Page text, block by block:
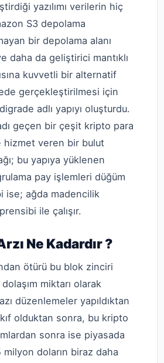
yazılımı verilerin hiç
S3 depolama
bir depolama alanı
daha da geliştirici mantıklı
kuvvetli bir alternatif
gerçekleştirilmesi için
adlı yapıyı oluşturdu.
geçen bir çeşit kripto para
hizmet veren bir bulut
bu yapıya yüklenen
pay işlemleri düğüm
ise; ağda madencilik
ile çalışır.
Ne Kadardır ?
ötürü bu blok zinciri
miktarı olarak
düzenlemeler yapıldıktan
olduktan sonra, bu kripto
sonra ise piyasada
doların biraz daha